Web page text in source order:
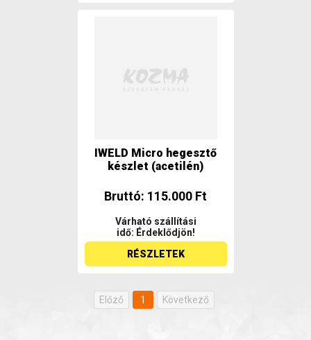
IWELD Micro hegesztő
készlet (acetilén)
Bruttó: 115.000 Ft
Várható szállítási
idő: Érdeklődjön!
RÉSZLETEK
Előző 1 Következő